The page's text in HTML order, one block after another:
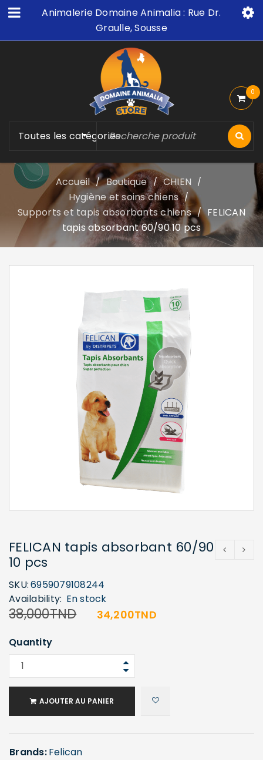
Animalerie Domaine Animalia : Rue Dr.
Graulle, Sousse
Toutes les catégories
0
Accueil / Boutique / CHIEN /
Hygiène et soins chiens /
Supports et tapis absorbants chiens / FELICAN
tapis absorbant 60/90 10 pcs
FELICAN tapis absorbant 60/90
10 pcs
SKU:6959079108244
Availability: En stock
38,000TND 34,200TND
Quantity
AJOUTER AU PANIER
Brands:Felican